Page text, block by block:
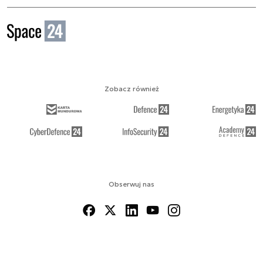
Obserwuj nas
Zobacz również